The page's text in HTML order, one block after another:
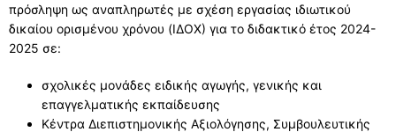
πρόσληψη ως αναπληρωτές με σχέση εργασίας ιδιωτικού
δικαίου ορισμένου χρόνου (ΙΔΟΧ) για το διδακτικό έτος 2024-
2025 σε:
σχολικές μονάδες ειδικής αγωγής, γενικής και
επαγγελματικής εκπαίδευσης
Κέντρα Διεπιστημονικής Αξιολόγησης, Συμβουλευτικής